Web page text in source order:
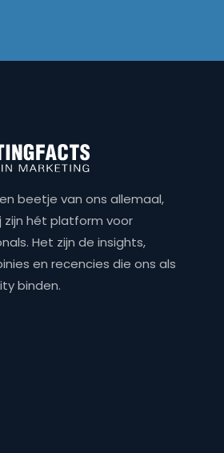
beetje van ons allemaal,
zijn hét platform voor
Het zijn de insights,
en recencies die ons als
binden.